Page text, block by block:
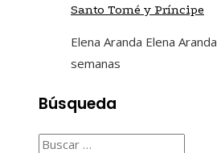
Santo Tomé y Príncipe
Elena Aranda Elena Aranda
semanas
Búsqueda
Buscar: